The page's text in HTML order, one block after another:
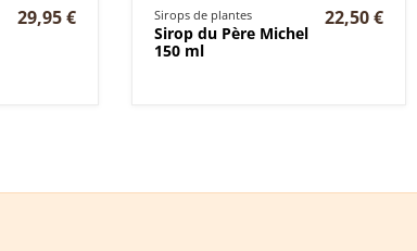
29,95 € Sirops de plantes
Sirop du Père Michel
150 ml
22,50 €